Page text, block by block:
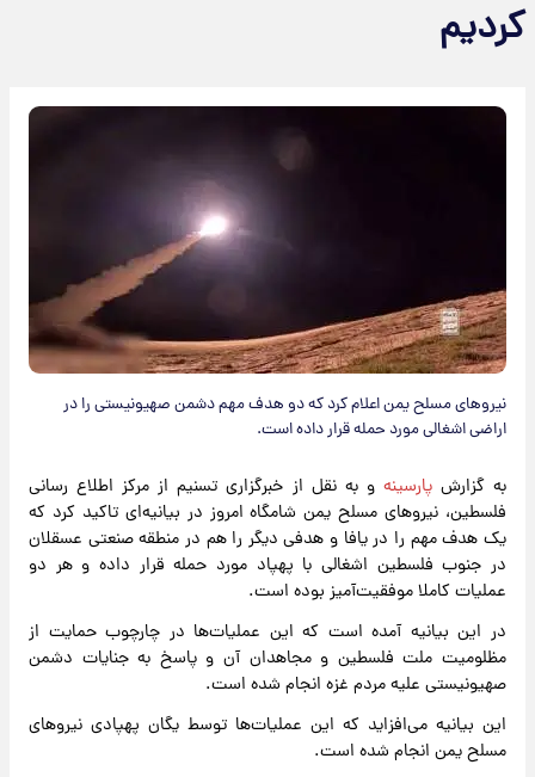
کردیم
نیروهای مسلح یمن اعلام کرد که دو هدف مهم دشمن صهیونیستی را در
اراضی اشغالی مورد حمله قرار داده است.
به گزارشپارسینه و به نقل از خبرگزاری تسنیم از مرکز اطلاع رسانی
فلسطین، نیروهای مسلح یمن شامگاه امروز در بیانیه‌ای تاکید کرد که
یک هدف مهم را در یافا و هدفی دیگر را هم در منطقه صنعتی عسقلان
در جنوب فلسطین اشغالی با پهپاد مورد حمله قرار داده و هر دو
عملیات کاملا موفقیت‌آمیز بوده است.
در این بیانیه آمده است که این عملیات‌ها در چارچوب حمایت از
مظلومیت ملت فلسطین و مجاهدان آن و پاسخ به جنایات دشمن
صهیونیستی علیه مردم غزه انجام شده است.
این بیانیه می‌افزاید که این عملیات‌ها توسط یگان پهپادی نیروهای
مسلح یمن انجام شده است.